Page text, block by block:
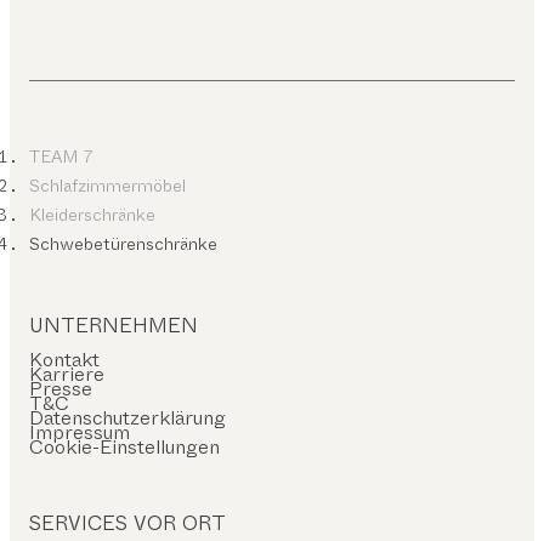
TEAM 7
Schlafzimmermöbel
Kleiderschränke
Schwebetürenschränke
UNTERNEHMEN
Kontakt
Karriere
Presse
T&C
Datenschutzerklärung
Impressum
Cookie-Einstellungen
SERVICES VOR ORT